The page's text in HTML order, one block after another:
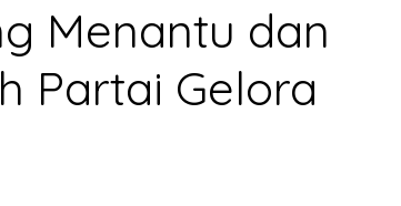
Menantu dan
Partai Gelora